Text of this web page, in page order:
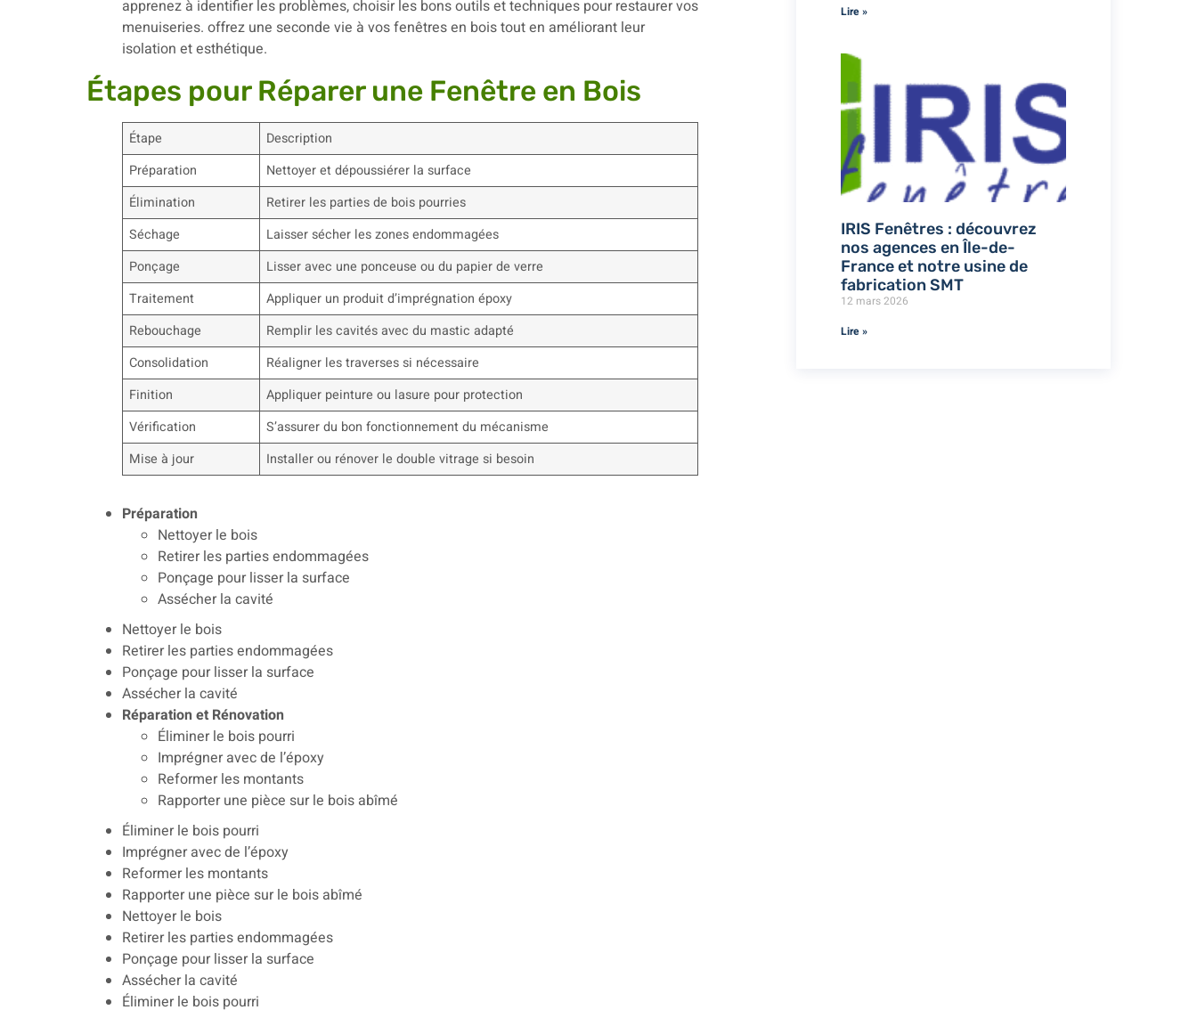
Étapes pour Réparer une Fenêtre en Bois
Étape
Description
Préparation
Nettoyer et dépoussiérer la surface
Élimination
Retirer les parties de bois pourries
Séchage
Laisser sécher les zones endommagées
Ponçage
Lisser avec une ponceuse ou du papier de verre
Traitement
Appliquer un produit d’imprégnation époxy
Rebouchage
Remplir les cavités avec du mastic adapté
Consolidation
Réaligner les traverses si nécessaire
Finition
Appliquer peinture ou lasure pour protection
Vérification
S’assurer du bon fonctionnement du mécanisme
Mise à jour
Installer ou rénover le double vitrage si besoin
Préparation
Nettoyer le bois
Retirer les parties endommagées
Ponçage pour lisser la surface
Assécher la cavité
Nettoyer le bois
Retirer les parties endommagées
Ponçage pour lisser la surface
Assécher la cavité
Réparation et Rénovation
Éliminer le bois pourri
Imprégner avec de l’époxy
Reformer les montants
Rapporter une pièce sur le bois abîmé
Éliminer le bois pourri
Imprégner avec de l’époxy
Reformer les montants
Rapporter une pièce sur le bois abîmé
Nettoyer le bois
Retirer les parties endommagées
Ponçage pour lisser la surface
Assécher la cavité
Éliminer le bois pourri
Lire »
IRIS Fenêtres : découvrez
nos agences en Île-de-
France et notre usine de
fabrication SMT
12 mars 2026
Lire »